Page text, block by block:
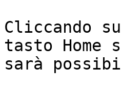
Cliccando
tasto Home
sarà